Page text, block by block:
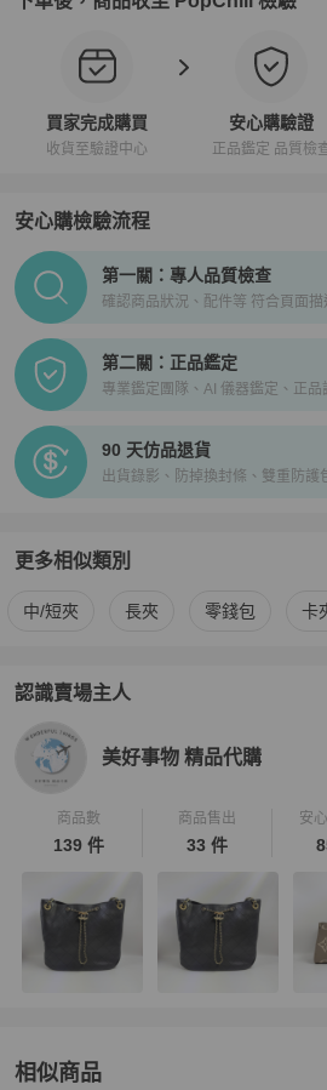
買家完成購買
收貨至驗證中心
安心購驗證
正品鑑定 品質檢
安心購檢驗流程
PopChill拍拍圈正品驗證、安心購檢
第一關：專人品質檢查
確認商品狀況、配件等 符合頁面描
第二關：正品鑑定
專業鑑定團隊、AI 儀器鑑定、正品
90 天仿品退貨
出貨錄影、防掉換封條、雙重防護
更多相似類別
更多Chanel 女士錢包 / 小皮件相似商品
中/短夾 長夾 零錢包 卡
認識賣場主人
PopChill 拍拍圈嚴選賣家
美好事物 精品代購
商品數
139 件
商品售出
33 件
安
相似商品